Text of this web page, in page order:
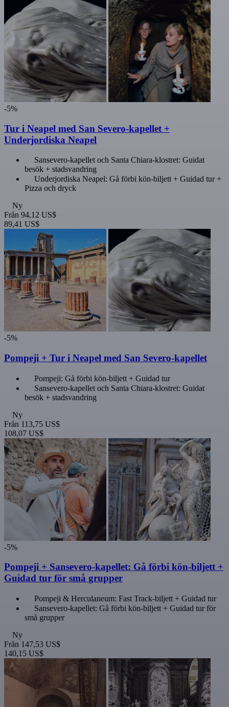
-5%
Tur i Neapel med San Severo-kapellet +
Underjordiska Neapel
Sansevero-kapellet och Santa Chiara-klostret: Guidat
besök + stadsvandring
Underjordiska Neapel: Gå förbi kön-biljett + Guidad tur +
Pizza och dryck
Ny
Från 94,12 US$
89,41 US$
-5%
Pompeji + Tur i Neapel med San Severo-kapellet
Pompeji: Gå förbi kön-biljett + Guidad tur
Sansevero-kapellet och Santa Chiara-klostret: Guidat
besök + stadsvandring
Ny
Från 113,75 US$
108,07 US$
-5%
Pompeji + Sansevero-kapellet: Gå förbi kön-biljett +
Guidad tur för små grupper
Pompeji & Herculaneum: Fast Track-biljett + Guidad tur
Sansevero-kapellet: Gå förbi kön-biljett + Guidad tur för
små grupper
Ny
Från 147,53 US$
140,15 US$